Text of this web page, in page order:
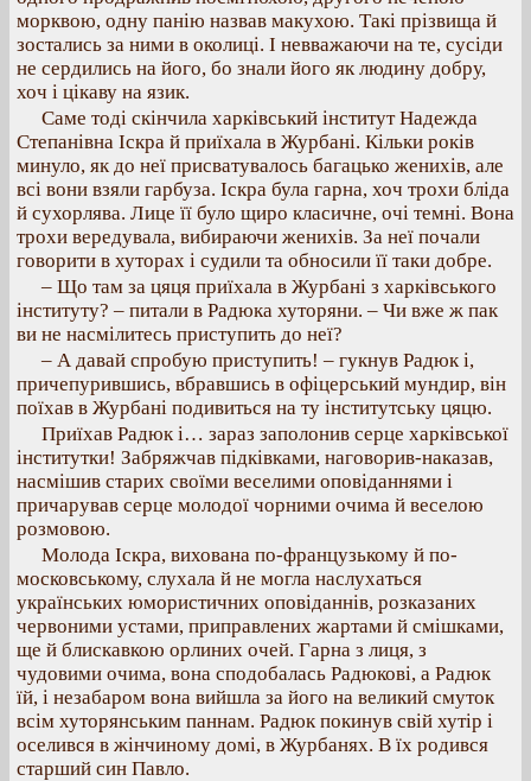
морквою, одну панію назвав макухою. Такі прізвища й
зостались за ними в околиці. І невважаючи на те, сусіди
не сердились на його, бо знали його як людину добру,
хоч і цікаву на язик.
Саме тоді скінчила харківський інститут Надежда
Степанівна Іскра й приїхала в Журбані. Кільки років
минуло, як до неї присватувалось багацько женихів, але
всі вони взяли гарбуза. Іскра була гарна, хоч трохи бліда
й сухорлява. Лице її було щиро класичне, очі темні. Вона
трохи вередувала, вибираючи женихів. За неї почали
говорити в хуторах і судили та обносили її таки добре.
– Що там за цяця приїхала в Журбані з харківського
інституту? – питали в Радюка хуторяни. – Чи вже ж пак
ви не насмілитесь приступить до неї?
– А давай спробую приступить! – гукнув Радюк і,
причепурившись, вбравшись в офіцерський мундир, він
поїхав в Журбані подивиться на ту інститутську цяцю.
Приїхав Радюк і… зараз заполонив серце харківської
інститутки! Забряжчав підківками, наговорив-наказав,
насмішив старих своїми веселими оповіданнями і
причарував серце молодої чорними очима й веселою
розмовою.
Молода Іскра, вихована по-французькому й по-
московському, слухала й не могла наслухаться
українських юмористичних оповіданнів, розказаних
червоними устами, приправлених жартами й смішками,
ще й блискавкою орлиних очей. Гарна з лиця, з
чудовими очима, вона сподобалась Радюкові, а Радюк
їй, і незабаром вона вийшла за його на великий смуток
всім хуторянським паннам. Радюк покинув свій хутір і
оселився в жінчиному домі, в Журбанях. В їх родився
старший син Павло.